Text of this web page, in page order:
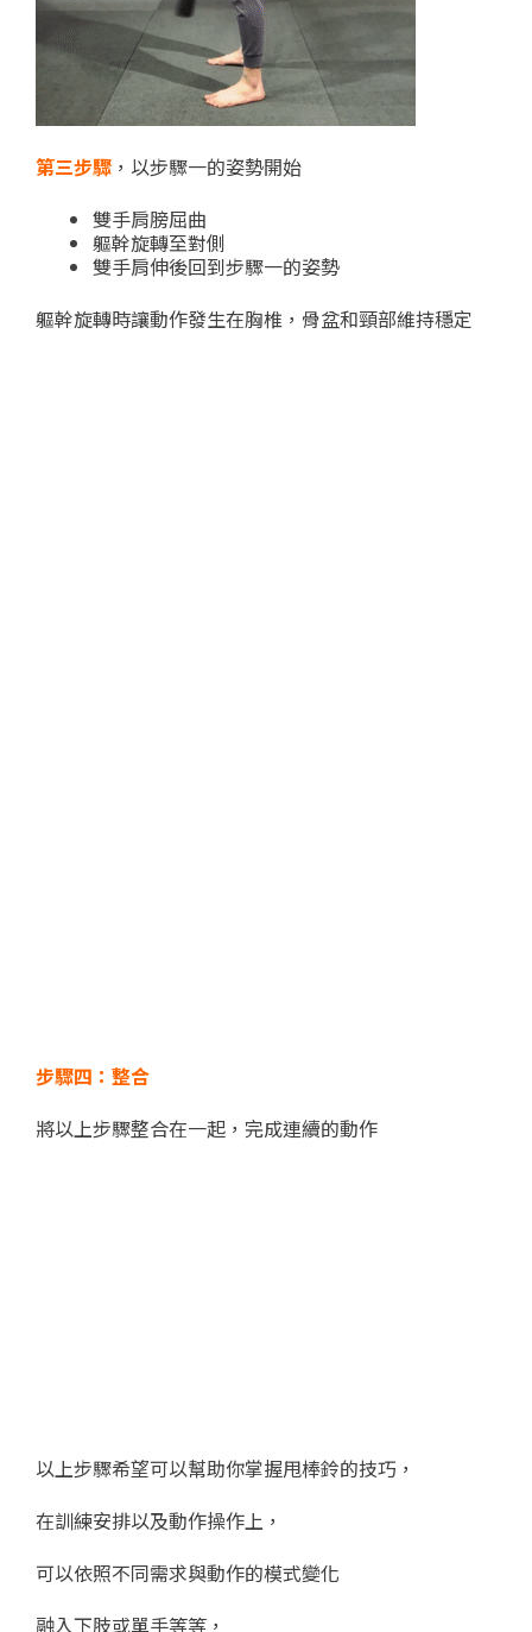
第三步驟 ，以步驟一的姿勢開始
雙手肩膀屈曲
軀幹旋轉至對側
雙手肩伸後回到步驟一的姿勢
軀幹旋轉時讓動作發生在胸椎，骨盆和頸部維持穩定
步驟四：整合
將以上步驟整合在一起，完成連續的動作
以上步驟希望可以幫助你掌握甩棒鈴的技巧，
在訓練安排以及動作操作上，
可以依照不同需求與動作的模式變化
融入下肢或單手等等，